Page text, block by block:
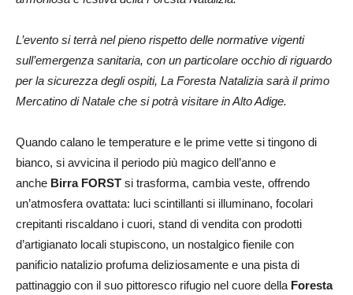
L’evento si terrà nel pieno rispetto delle normative vigenti
sull’emergenza sanitaria, con un particolare occhio di riguardo
per la sicurezza degli ospiti, La Foresta Natalizia sarà il primo
Mercatino di Natale che si potrà visitare in Alto Adige.
Quando calano le temperature e le prime vette si tingono di
bianco, si avvicina il periodo più magico dell’anno e
anche Birra FORST si trasforma, cambia veste, offrendo
un’atmosfera ovattata: luci scintillanti si illuminano, focolari
crepitanti riscaldano i cuori, stand di vendita con prodotti
d’artigianato locali stupiscono, un nostalgico fienile con
panificio natalizio profuma deliziosamente e una pista di
pattinaggio con il suo pittoresco rifugio nel cuore della Foresta